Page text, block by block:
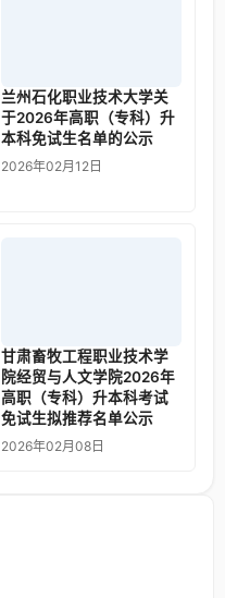
兰州石化职业技术大学关
于2026年高职（专科）升
本科免试生名单的公示
2026年02月12日
甘肃畜牧工程职业技术学
院经贸与人文学院2026年
高职（专科）升本科考试
免试生拟推荐名单公示
2026年02月08日